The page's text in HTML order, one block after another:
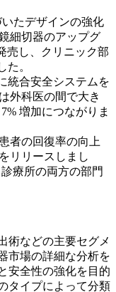
たデザインの強化
細切器のアップグ
売し、クリニック部
た。
統合安全システムを
外科医の間で大き
増加につながりま
者の回復率の向上
リリースしまし
療所の両方の部門
術などの主要セグメ
市場の詳細な分析を
安全性の強化を目的
タイプによって分類